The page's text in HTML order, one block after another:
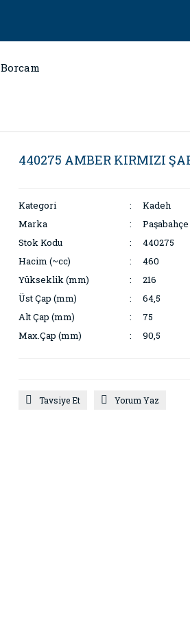
Borcam
440275 AMBER KIRMIZI
Kategori
Kadeh
Marka
Paşabahçe
Stok Kodu
440275
Hacim (~cc)
460
Yükseklik (mm)
216
Üst Çap (mm)
64,5
Alt Çap (mm)
75
Max.Çap (mm)
90,5
Tavsiye Et Yorum Yaz